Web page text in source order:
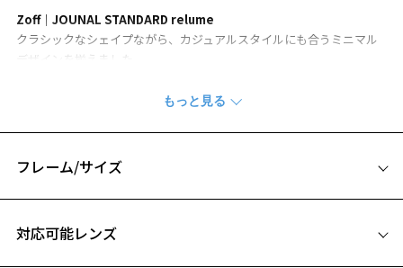
Zoff│JOUNAL STANDARD relume
クラシックなシェイプながら、カジュアルスタイルにも合うミニマル
デザインを揃えました。
SUNGLASSES ウェリントン型
内側には両社のブランドネームのコラボレーションロゴを印字。
さりげなく施されたパーツや彫金が、上品で落ち着いた印象を与えま
す。
フレーム/サイズ
対応可能レンズ